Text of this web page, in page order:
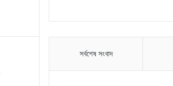
সর্বশেষ সংবাদ